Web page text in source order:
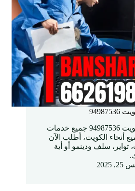
أقرب بنشر متنقل الكويت 94987536 جميع خدمات
أنحاء الكويت، أطلب الآن
سلف ودينمو أو أية